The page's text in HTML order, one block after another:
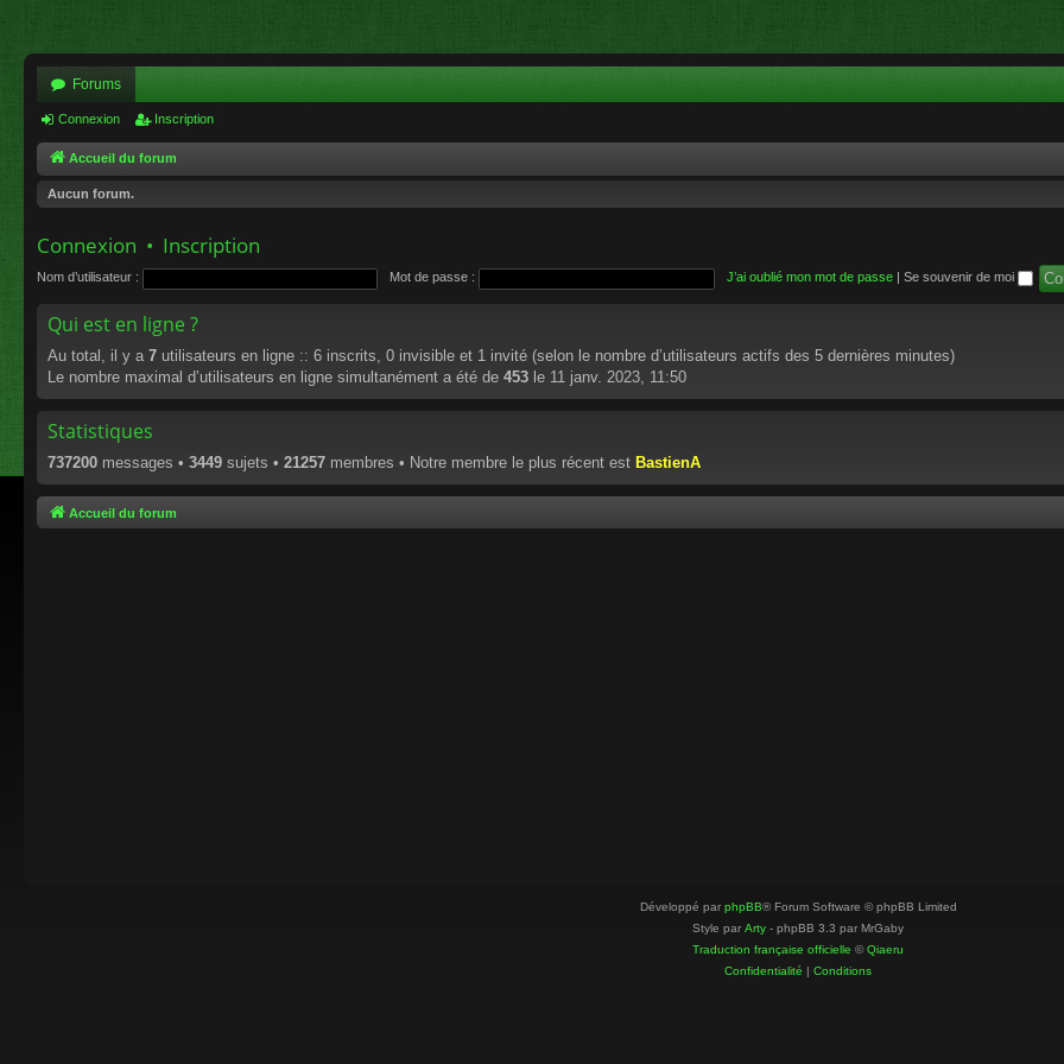
Forums
Connexion Inscription
Accueil du forum
Aucun forum.
Connexion • Inscription
Nom d’utilisateur : Mot de passe : J’ai oublié mon mot de passe Se souvenir de moi
Qui est en ligne ?
Au total, il y a 7 utilisateurs en ligne :: 6 inscrits, 0 invisible et 1 invité (selon le nombre d’utilisateurs actifs des 5 dernières minutes)
Le nombre maximal d’utilisateurs en ligne simultanément a été de 453 le 11 janv. 2023, 11:50
Statistiques
737200 messages • 3449 sujets • 21257 membres • Notre membre le plus récent est BastienA
Accueil du forum
Développé par phpBB® Forum Software © phpBB Limited
Style par Arty - phpBB 3.3 par MrGaby
Traduction française officielle ©Qiaeru
Confidentialité | Conditions